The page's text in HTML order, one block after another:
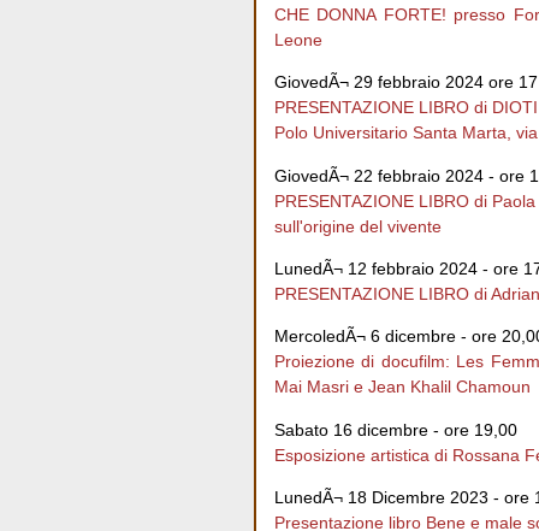
CHE DONNA FORTE! presso
Leone
GiovedÃ¬ 29 febbraio 2024 ore
PRESENTAZIONE LIBRO di
Polo Universitario Santa Marta,
GiovedÃ¬ 22 febbraio 2024 - ore
PRESENTAZIONE LIBRO di
sull'origine del vivente
LunedÃ¬ 12 febbraio 2024 - ore
PRESENTAZIONE LIBRO di
MercoledÃ¬ 6 dicembre - ore
Proiezione di docufilm: Les
Mai Masri e Jean Khalil Chamoun
Sabato 16 dicembre - ore 19,00
Esposizione artistica di Rossana
LunedÃ¬ 18 Dicembre 2023 - ore
Presentazione libro Bene e male